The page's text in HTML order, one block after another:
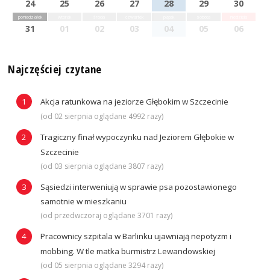
24 25 26 27 28 29 30
poniedziałek
31 01 02 03 04 05 06
Najczęściej czytane
Akcja ratunkowa na jeziorze Głębokim w Szczecinie
(od 02 sierpnia oglądane 4992 razy)
Tragiczny finał wypoczynku nad Jeziorem Głębokie w
Szczecinie
(od 03 sierpnia oglądane 3807 razy)
Sąsiedzi interweniują w sprawie psa pozostawionego
samotnie w mieszkaniu
(od przedwczoraj oglądane 3701 razy)
Pracownicy szpitala w Barlinku ujawniają nepotyzm i
mobbing. W tle matka burmistrz Lewandowskiej
(od 05 sierpnia oglądane 3294 razy)